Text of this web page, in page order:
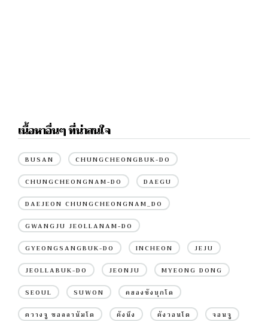
เนื้อหาอื่นๆ ที่น่าสนใจ
BUSAN CHUNGCHEONGBUK-DO
CHUNGCHEONGNAM-DO DAEGU
DAEJEON CHUNGCHEONGNAM_DO
GWANGJU JEOLLANAM-DO
GYEONGSANGBUK-DO INCHEON JEJU
JEOLLABUK-DO JEONJU MYEONG DONG
SEOUL SUWON คยองซังบุกโด
ควางจู ชอลลานัมโด คังนึง คังวอนโด จอนจู